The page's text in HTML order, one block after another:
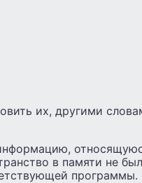
их, другими
в памяти не
программы.